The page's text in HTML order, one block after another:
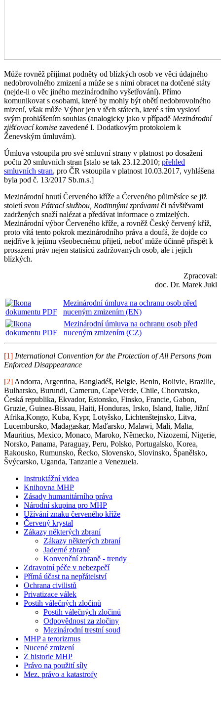
Může rovněž přijímat podněty od blízkých osob ve věci údajného
nedobrovolného zmizení a může se s nimi obracet na dotčené státy
(nejde-li o věc jiného mezinárodního vyšetřování). Přímo
komunikovat s osobami, které by mohly být obětí nedobrovolného
mizení, však může Výbor jen v těch státech, které s tím vysloví
svým prohlášením souhlas (analogicky jako v případě Mezinárodní
zjišťovací komise zavedené I. Dodatkovým protokolem k
Ženevským úmluvám).
Úmluva vstoupila pro své smluvní strany v platnost po dosažení
počtu 20 smluvních stran [stalo se tak 23.12.2010; přehled
smluvních stran, pro ČR vstoupila v platnost 10.03.2017, vyhlášena
byla pod č. 13/2017 Sb.m.s.]
Mezinárodní hnutí Červeného kříže a Červeného půlměsíce se již
století svou Pátrací službou, Rodinnými zprávami či návštěvami
zadržených snaží nalézat a předávat informace o zmizelých.
Mezinárodní výbor Červeného kříže, a rovněž Český červený kříž,
proto vítá tento pokrok mezinárodního práva a doufá, že dojde co
nejdříve k jejímu všeobecnému přijetí, neboť může účinně přispět k
prosazení práv nejen statisíců zadržovaných osob, ale i jejich
blízkých.
Zpracoval:
doc. Dr. Marek Jukl
Mezinárodní úmluva na ochranu osob před
nuceným zmizením (EN)
Mezinárodní úmluva na ochranu osob před
nuceným zmizením (CZ)
[1] International Convention for the Protection of All Persons from
Enforced Disappearance
[2] Andorra, Argentina, Bangladéš, Belgie, Benin, Bolivie, Brazilie,
Bulharsko, Burundi, Camerun, CapeVerde, Chile, Chorvatsko,
Česká republika, Ekvador, Estonsko, Finsko, Francie, Gabon,
Gruzie, Guinea-Bissau, Haiti, Honduras, Irsko, Island, Italie, Jižní
Afrika,Kongo, Kuba, Kypr, Lotyšsko, Lichtenštejnsko, Litva,
Lucembursko, Madagaskar, Maďarsko, Malawi, Mali, Malta,
Mauritius, Mexico, Monaco, Maroko, Německo, Nizozemí, Nigerie,
Norsko, Panama, Paraguay, Peru, Polsko, Portugalsko, Korea,
Rakousko, Rumunsko, Řecko, Slovensko, Slovinsko, Španělsko,
Švýcarsko, Uganda, Tanzanie a Venezuela.
Instruktážní videa
Knihovna MHP
Zásady humanitárního práva
Národní skupina pro MHP
Užívání znaku červeného kříže
Červený krystal
Zákazy některých zbraní
Zákazy některých zbraní
Jaderné zbraně
Konvenční zbraně - trendy
Zdravotní péče v nebezpečí
Přímá účast na nepřátelství
Ochrana civilistů
Privatizace válek
Postih válečných zločinů
Postih válečných zločinů
Odpovědnost za zločiny
Mezinárodní trestní soud
MHP a terorizmus
Nucené zmizení
Z historie MHP
Právo na použití síly
Mez. právo a katastrofy